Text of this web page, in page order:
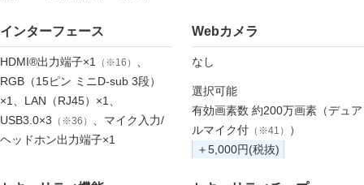
インターフェース
HDMI®出力端子×1 （※16）
RGB（15ピン ミニD-sub 3段）
×1、LAN（RJ45）×1、
USB3.0×3 （※36）
、マイク入力/
ヘッドホン出力端子×1
Webカメラ
なし
選択可能
有効画素数 約200万画素（デュア
ルマイク付 （※41）
）
＋5,000円(税抜)